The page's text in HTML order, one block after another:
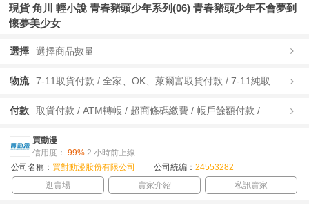
現貨 角川 輕小說 青春豬頭少年系列(06) 青春豬頭少年不會夢到
懷夢美少女
選擇 選擇商品數量
物流
付款 取貨付款 / ATM轉帳 / 超商條碼繳費 / 帳戶餘額付款 /
買動漫
信用度： 99% 2 小時前上線
公司名稱： 買對動漫股份有限公司 公司統編： 24553282
逛賣場
賣家介紹 私訊賣家